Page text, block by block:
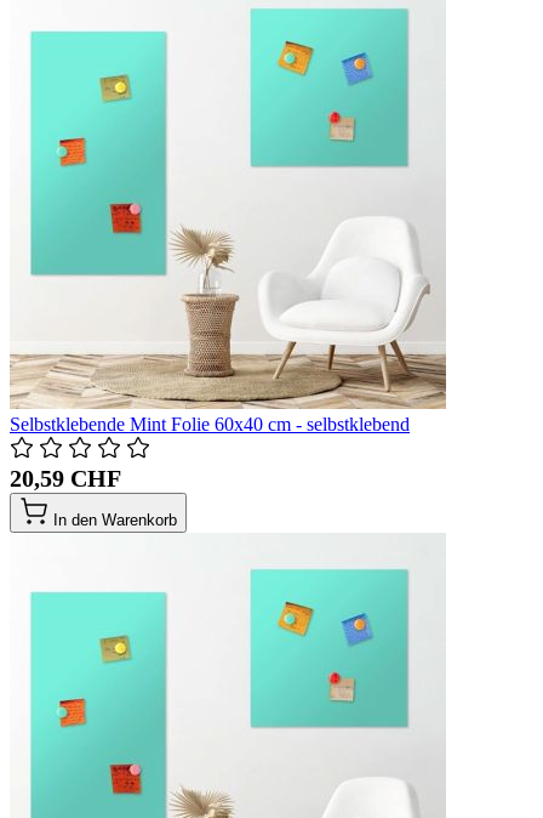
Selbstklebende Mint Folie 60x40 cm - selbstklebend
20,59 CHF
In den Warenkorb